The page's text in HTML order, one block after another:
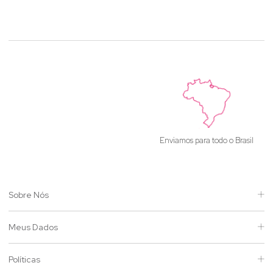
Enviamos para todo o Brasil
Sobre Nós
Meus Dados
Políticas